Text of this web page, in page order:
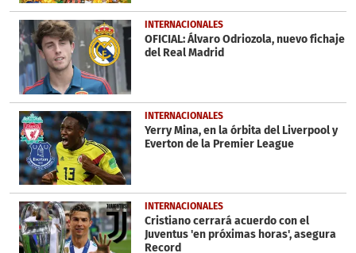
INTERNACIONALES
OFICIAL: Álvaro Odriozola, nuevo fichaje
del Real Madrid
INTERNACIONALES
Yerry Mina, en la órbita del Liverpool y
Everton de la Premier League
INTERNACIONALES
Cristiano cerrará acuerdo con el
Juventus 'en próximas horas', asegura
Record